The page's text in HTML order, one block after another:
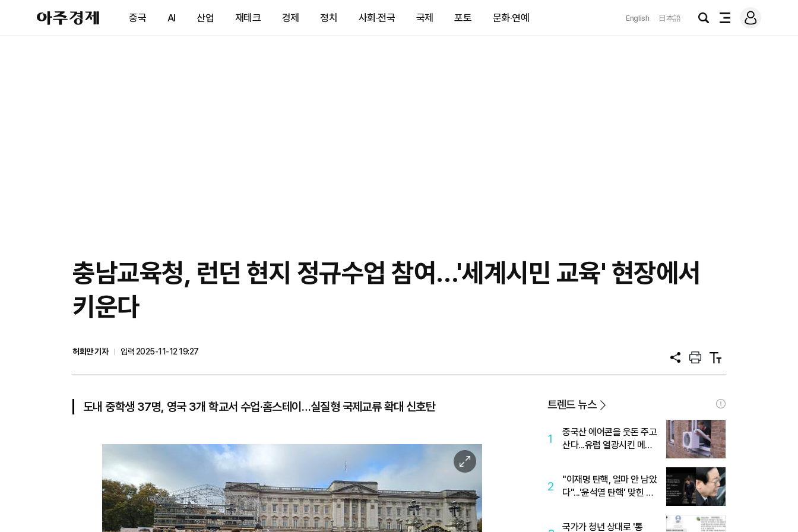
아
주
제
중국 AI 산업 재테크 경제 정치 사회·전국 국제 포토 문화·연예 English 日本語
검
전
메
그
충남교육청, 런던 현지 정규수업 참여…'세계시민 교육' 현장에서
키운다
허희만 기자
입력 2025-11-12 19:27
공
프
트
텍
트
도내 중학생 37명, 영국 3개 학교서 수업·홈스테이…실질형 국제교류 확대 신호탄
이
미
지
확
트렌드 뉴스
1
중국산 에어콘을 웃돈 주고
산다...유럽 열광시킨 메이
2
"이재명 탄핵, 얼마 안 남았
다"...'윤석열 탄핵' 맞힌 무
국가가 청년 상대로 '통